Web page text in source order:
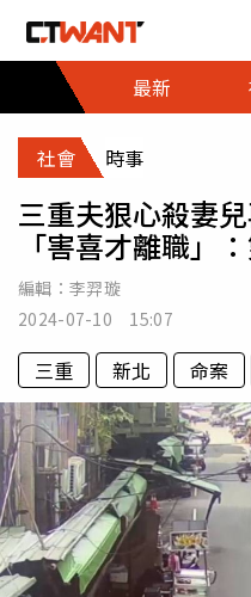
最新
社會 時事
三重夫狠心殺妻
「害喜才離職」
編輯： 李羿璇
2024-07-10 15:07
三重 新北 命案